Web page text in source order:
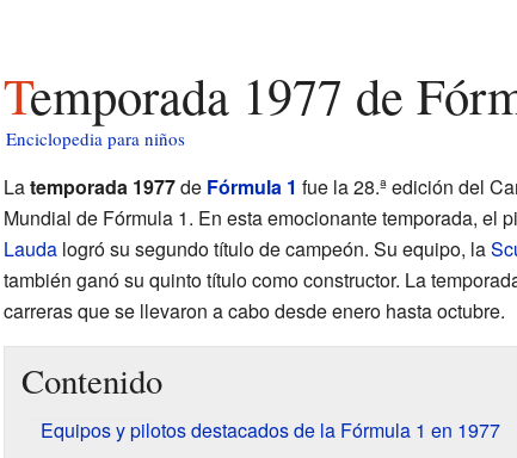
Temporada 1977 de
Enciclopedia para niños
Latemporada 1977de Fórmula 1 fue la 28.ª edición del
Mundial de Fórmula 1. En esta emocionante temporada, el
Laudalogró su segundo título de campeón. Su equipo, la
también ganó su quinto título como constructor. La
carreras que se llevaron a cabo desde enero hasta octubre.
Contenido
Equipos y pilotos destacados de la Fórmula 1 en 1977